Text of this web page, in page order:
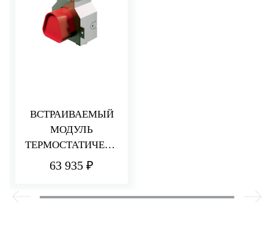
ВСТРАИВАЕМЫЙ
МОДУЛЬ
ТЕРМОСТАТИЧЕСК
ОГО СМЕСИТЕЛЯ
63 935 ₽